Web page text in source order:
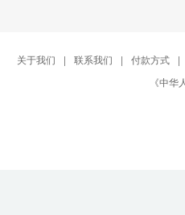
关于我们 | 联系我们 | 付款方式
|
《中